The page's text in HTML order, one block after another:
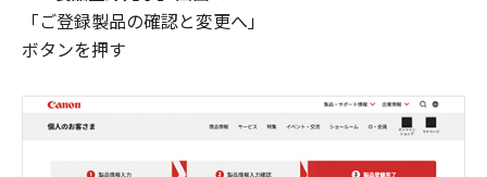
「ご登録製品の確認と変更へ」
ボタンを押す